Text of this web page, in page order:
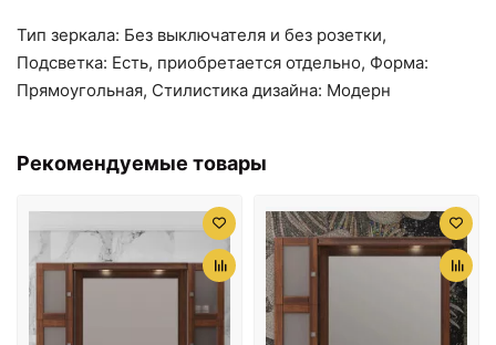
6181 ₽
Зеркальный шкаф
Aquanet Нота 75 158857
6557 ₽
Зеркальный шкаф
Aquanet Нота 90 158858
Тип зеркала: Без выключателя и без розетки,
Подсветка: Есть, приобретается отдельно, Форма:
Прямоугольная, Стилистика дизайна: Модерн
Рекомендуемые товары